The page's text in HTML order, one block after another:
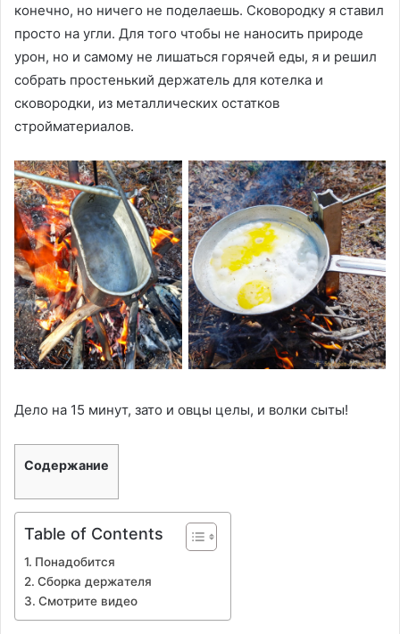
конечно, но ничего не поделаешь. Сковородку я ставил
просто на угли. Для того чтобы не наносить природе
урон, но и самому не лишаться горячей еды, я и решил
собрать простенький держатель для котелка и
сковородки, из металлических остатков
стройматериалов.
Дело на 15 минут, зато и овцы целы, и волки сыты!
Содержание
Table of Contents
Понадобится
Сборка держателя
Смотрите видео